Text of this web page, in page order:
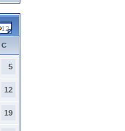
С
5
12
19